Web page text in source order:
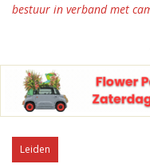
bestuur in verband met
Leiden